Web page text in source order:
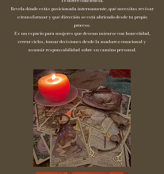
Revela dónde estás posicionada internamente, qué necesitas revisar
o transformar y qué dirección se está abriendo desde tu propio
proceso.
Es un espacio para mujeres que desean mirarse con honestidad,
cerrar ciclos, tomar decisiones desde la madurez emocional y
asumir responsabilidad sobre su camino personal.